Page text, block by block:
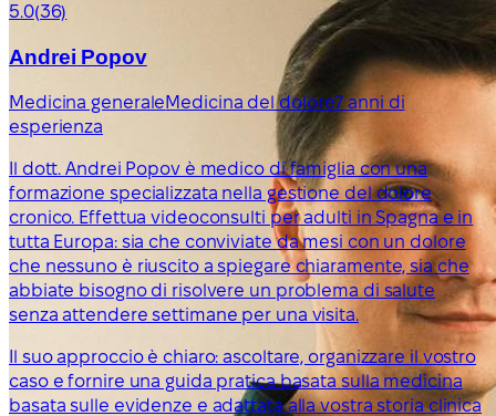
5.0(36)
Andrei Popov
Medicina generaleMedicina del dolore7 anni di
esperienza
Il dott. Andrei Popov è medico di famiglia con una
formazione specializzata nella gestione del dolore
cronico. Effettua videoconsulti per adulti in Spagna e in
tutta Europa: sia che conviviate da mesi con un dolore
che nessuno è riuscito a spiegare chiaramente, sia che
abbiate bisogno di risolvere un problema di salute
senza attendere settimane per una visita.
Il suo approccio è chiaro: ascoltare, organizzare il vostro
caso e fornire una guida pratica basata sulla medicina
basata sulle evidenze e adattata alla vostra storia clinica